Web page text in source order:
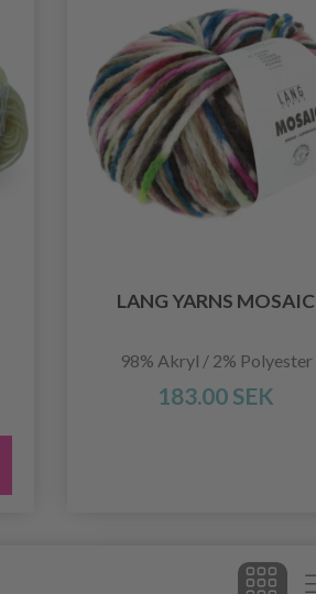
LANG YARNS MOSAIC
98% Akryl / 2% Polyester
183.00 SEK